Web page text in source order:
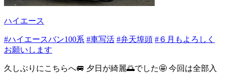
ハイエース
#ハイエースバン100系 #車写活 #弁天埠頭 #６月もよろしく
お願いします
久しぶりにこちらへ🚐 夕日が綺麗🌅でした🤩 今回は全部入